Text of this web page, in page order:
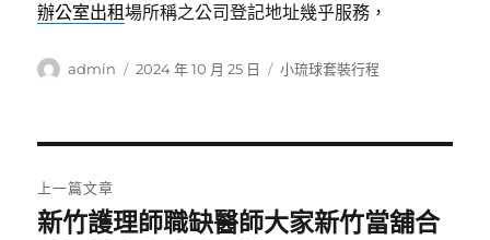
辦公室出租場所稱之公司登記地址幾乎服務，
作
admin
發
2024 年 10 月 25 日
分
小琉球套裝行程
章
上一篇文章
上
新竹護理師職缺醫師大家新竹當舖合